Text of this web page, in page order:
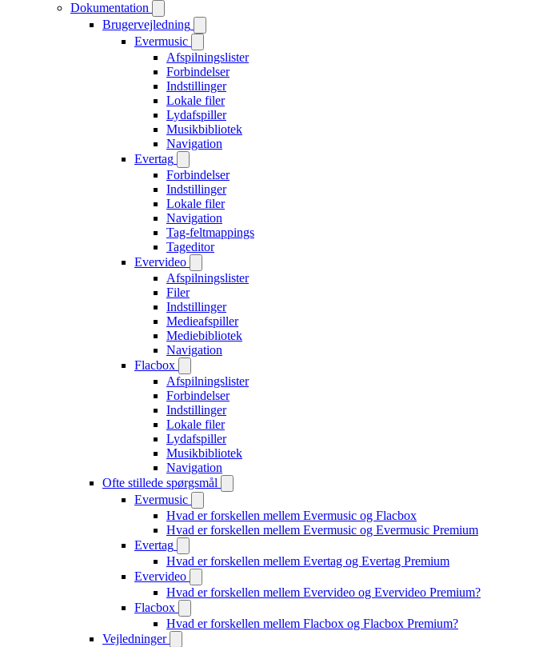
Dokumentation
Brugervejledning
Evermusic
Afspilningslister
Forbindelser
Indstillinger
Lokale filer
Lydafspiller
Musikbibliotek
Navigation
Evertag
Forbindelser
Indstillinger
Lokale filer
Navigation
Tag-feltmappings
Tageditor
Evervideo
Afspilningslister
Filer
Indstillinger
Medieafspiller
Mediebibliotek
Navigation
Flacbox
Afspilningslister
Forbindelser
Indstillinger
Lokale filer
Lydafspiller
Musikbibliotek
Navigation
Ofte stillede spørgsmål
Evermusic
Hvad er forskellen mellem Evermusic og Flacbox
Hvad er forskellen mellem Evermusic og Evermusic Premium
Evertag
Hvad er forskellen mellem Evertag og Evertag Premium
Evervideo
Hvad er forskellen mellem Evervideo og Evervideo Premium?
Flacbox
Hvad er forskellen mellem Flacbox og Flacbox Premium?
Vejledninger